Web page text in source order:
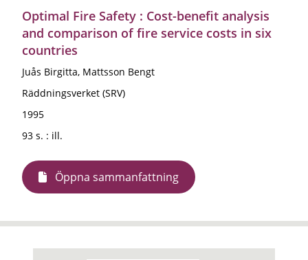
Optimal Fire Safety : Cost-benefit analysis
and comparison of fire service costs in six
countries
Juås Birgitta, Mattsson Bengt
Räddningsverket (SRV)
1995
93 s. : ill.
Öppna sammanfattning